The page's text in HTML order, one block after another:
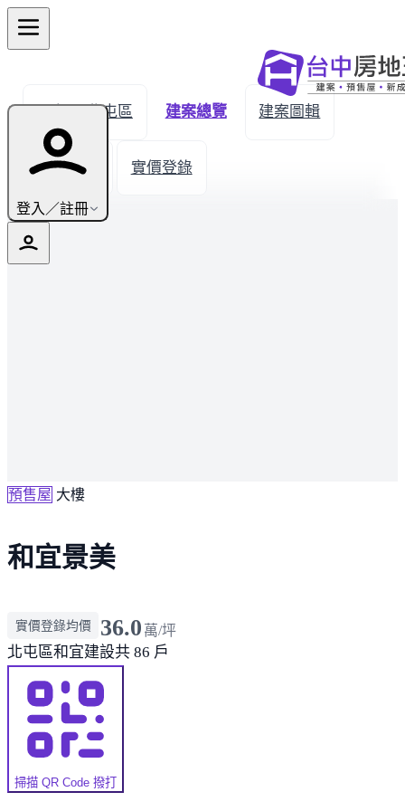
登入／註冊
← 返回北屯區 建案總覽 建案圖輯
生活機能 實價登錄
預售屋 大樓
和宜景美
實價登錄均價 36.0 萬/坪
北屯區和宜建設共 86 戶
掃描 QR Code 撥打